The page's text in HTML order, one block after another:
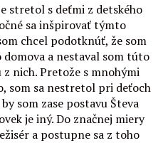
stretol s deťmi z detského
sa inšpirovať týmto
chcel podotknúť, že som
domova a nestaval som túto
nich. Pretože s mnohými
som sa nestretol pri deťoch
som zase postavu Števa
je iný. Do značnej miery
a postupne sa z toho